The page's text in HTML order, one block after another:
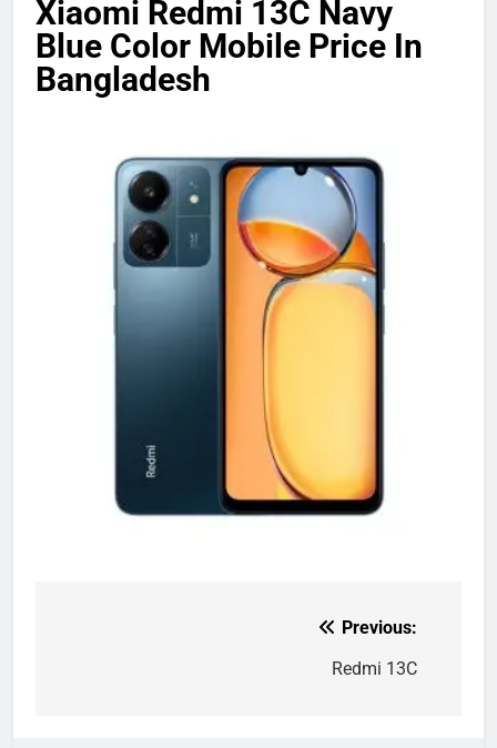
Xiaomi Redmi 13C Navy
Blue Color Mobile Price In
Bangladesh
Previous:
Redmi 13C